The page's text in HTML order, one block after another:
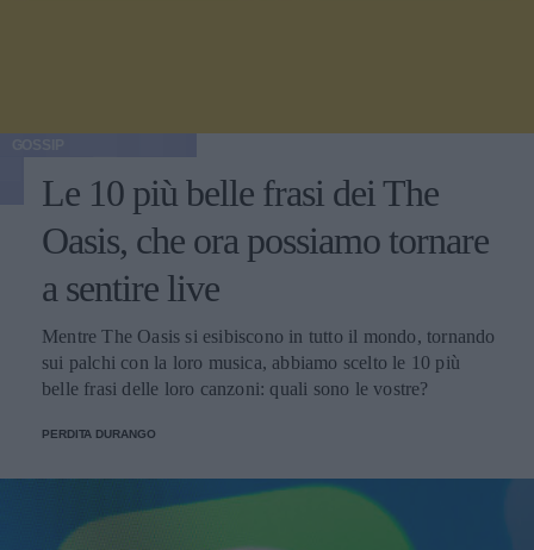
Le 10 più belle frasi dei The
Oasis, che ora possiamo tornare
a sentire live
Mentre The Oasis si esibiscono in tutto il mondo, tornando
sui palchi con la loro musica, abbiamo scelto le 10 più
belle frasi delle loro canzoni: quali sono le vostre?
PERDITA DURANGO